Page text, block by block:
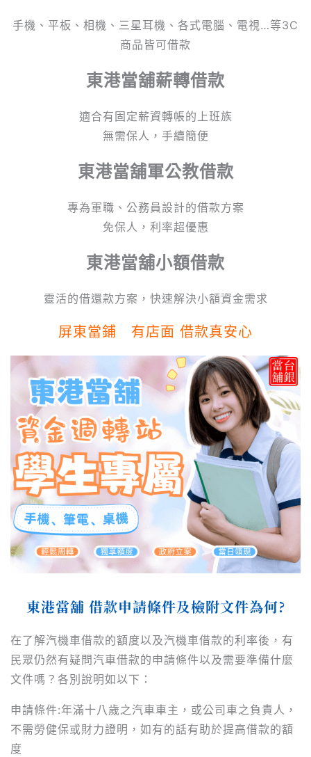
手機、平板、相機、三星耳機、各式電腦、電視…等3C
商品皆可借款
東港當舖薪轉借款
適合有固定薪資轉帳的上班族
無需保人，手續簡便
東港當舖軍公教借款
專為軍職、公務員設計的借款方案
免保人，利率超優惠
東港當舖小額借款
靈活的借還款方案，快速解決小額資金需求
屏東當鋪 有店面 借款真安心
東港當舖 借款申請條件及檢附文件為何?
在了解汽機車借款的額度以及汽機車借款的利率後，有
民眾仍然有疑問汽車借款的申請條件以及需要準備什麼
文件嗎？各別說明如以下：
申請條件:年滿十八歲之汽車車主，或公司車之負責人，
不需勞健保或財力證明，如有的話有助於提高借款的額
度